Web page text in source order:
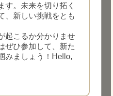
す。未来を切り拓く
、新しい挑戦をとも
起こるか分かりませ
ぜひ参加して、新た
みましょう！Hello,